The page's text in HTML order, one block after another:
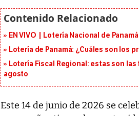
EN VIVO | Lotería Nacional de
Lotería de Panamá: ¿Cuáles son los
Lotería Fiscal Regional: estas son
agosto
Este 14 de junio de 2026 se